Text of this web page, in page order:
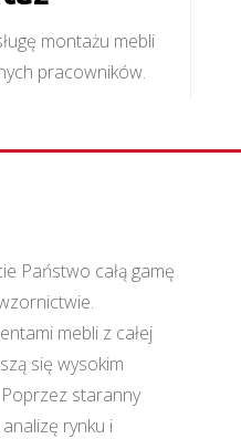
montażu mebli
pracowników.
Państwo całą gamę
mebli z całej
się wysokim
staranny
rynku i